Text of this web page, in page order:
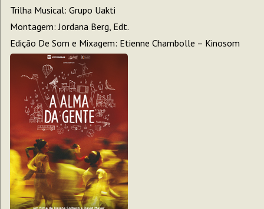
Trilha Musical: Grupo Uakti
Montagem: Jordana Berg, Edt.
Edição De Som e Mixagem: Etienne Chambolle – Kinosom